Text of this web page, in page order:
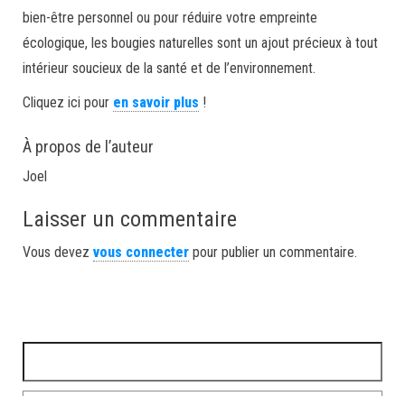
bien-être personnel ou pour réduire votre empreinte
écologique, les bougies naturelles sont un ajout précieux à tout
intérieur soucieux de la santé et de l’environnement.
Cliquez ici pour en savoir plus !
À propos de l’auteur
Joel
Laisser un commentaire
Vous devez vous connecter pour publier un commentaire.